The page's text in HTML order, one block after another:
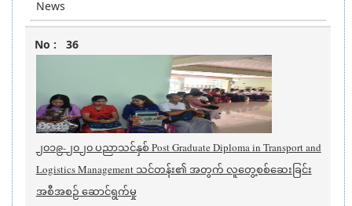
News
36
၂၀၁၉-၂၀၂၀ ပညာသင်နှစ် Post Graduate Diploma in Transport and
Logistics Management သင်တန်း၏ အတွက် လူတွေ့စစ်ဆေးခြင်း
အစီအစဉ် ဆောင်ရွက်မှု